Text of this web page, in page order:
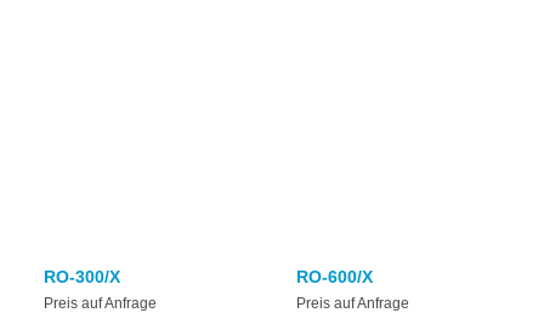
RO-300/X
Preis auf Anfrage
RO-600/X
Preis auf Anfrage